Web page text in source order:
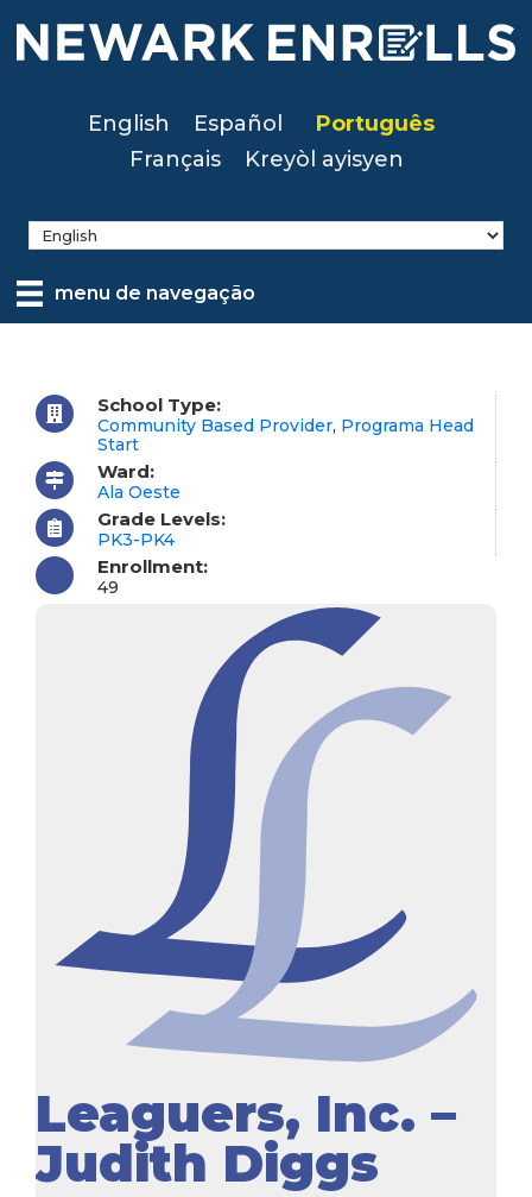
Skip
English Español
Português
Français
Kreyòl ayisyen
menu de navegação
School Type:
Community Based Provider, Programa Head
Start
Ward:
Ala Oeste
Grade Levels:
PK3-PK4
Enrollment:
49
Leaguers, Inc. –
Judith Diggs